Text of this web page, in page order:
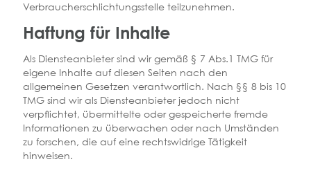
Verbraucherschlichtungsstelle teilzunehmen.
Haftung für Inhalte
Als Diensteanbieter sind wir gemäß § 7 Abs.1 TMG für
eigene Inhalte auf diesen Seiten nach den
allgemeinen Gesetzen verantwortlich. Nach §§ 8 bis 10
TMG sind wir als Diensteanbieter jedoch nicht
verpflichtet, übermittelte oder gespeicherte fremde
Informationen zu überwachen oder nach Umständen
zu forschen, die auf eine rechtswidrige Tätigkeit
hinweisen.